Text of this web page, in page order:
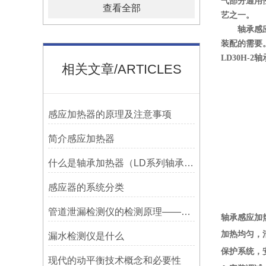
查看全部
相关文章/ARTICLES
感应加热器的原理及注意事项
简介感应加热器
什么是轴承加热器（LD系列轴承加热器）-宁波利德仪器
感应器的系统分类
管道泄漏检测仪的检测原理——宁波利德
漏水检测仪是什么
现代的动平衡技术概念和必要性
艺之一。
轴承感
装配的需要
LD30H-2轴
轴承感应加
加热均匀，
保护系统，